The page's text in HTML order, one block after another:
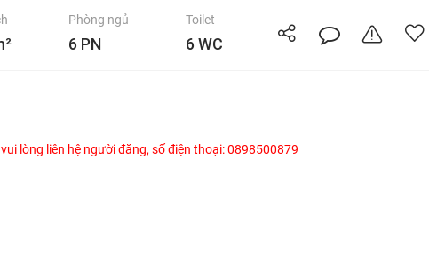
Phòng ngủ
6 PN
Toilet
6 WC
lòng liên hệ người đăng, số điện thoại: 0898500879